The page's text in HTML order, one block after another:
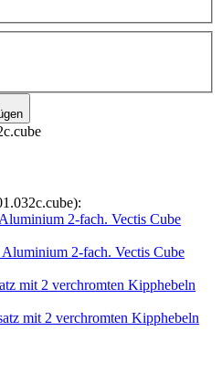
2-fach. Vectis Cube
mit 2 verchromten Kipphebeln